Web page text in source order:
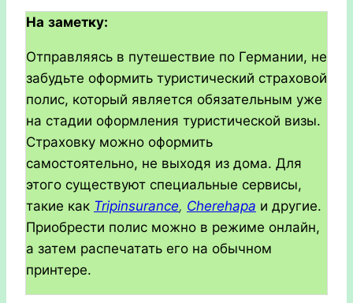
На заметку:
Отправляясь в путешествие по Германии, не
забудьте оформить туристический страховой
полис, который является обязательным уже
на стадии оформления туристической визы.
Страховку можно оформить
самостоятельно, не выходя из дома. Для
этого существуют специальные сервисы,
такие как Tripinsurance, Cherehapa и другие.
Приобрести полис можно в режиме онлайн,
а затем распечатать его на обычном
принтере.